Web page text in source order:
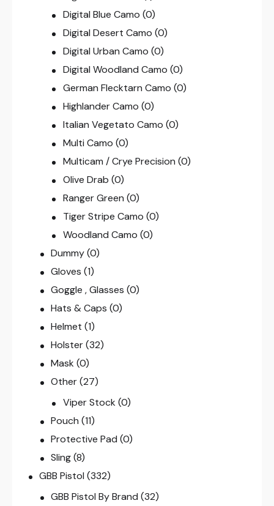
Digital Blue Camo (0)
Digital Desert Camo (0)
Digital Urban Camo (0)
Digital Woodland Camo (0)
German Flecktarn Camo (0)
Highlander Camo (0)
Italian Vegetato Camo (0)
Multi Camo (0)
Multicam / Crye Precision (0)
Olive Drab (0)
Ranger Green (0)
Tiger Stripe Camo (0)
Woodland Camo (0)
Dummy (0)
Gloves (1)
Goggle , Glasses (0)
Hats & Caps (0)
Helmet (1)
Holster (32)
Mask (0)
Other (27)
Viper Stock (0)
Pouch (11)
Protective Pad (0)
Sling (8)
GBB Pistol (332)
GBB Pistol By Brand (32)